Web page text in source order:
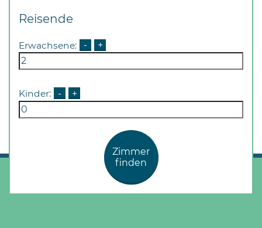
Reisende
Erwachsene: - +
Kinder: - +
Zimmer
finden